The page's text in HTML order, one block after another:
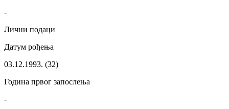
-
Лични подаци
Датум рођења
03.12.1993. (32)
Година првог запослења
-